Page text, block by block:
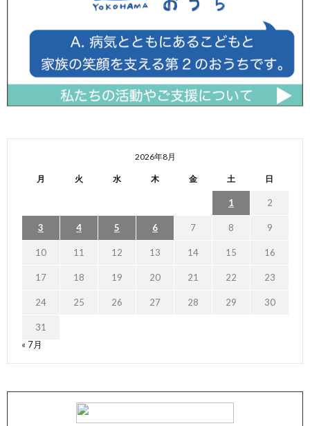
2026年8月
月 火 水 木 金 土 日
1 2
3 4 5 6 7 8 9
10 11 12 13 14 15 16
17 18 19 20 21 22 23
24 25 26 27 28 29 30
31
« 7月